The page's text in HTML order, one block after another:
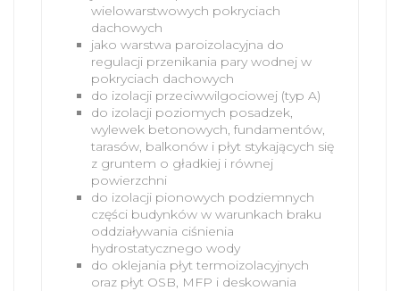
wielowarstwowych pokryciach
dachowych
jako warstwa paroizolacyjna do
regulacji przenikania pary wodnej w
pokryciach dachowych
do izolacji przeciwwilgociowej (typ A)
do izolacji poziomych posadzek,
wylewek betonowych, fundamentów,
tarasów, balkonów i płyt stykających się
z gruntem o gładkiej i równej
powierzchni
do izolacji pionowych podziemnych
części budynków w warunkach braku
oddziaływania ciśnienia
hydrostatycznego wody
do oklejania płyt termoizolacyjnych
oraz płyt OSB, MFP i deskowania